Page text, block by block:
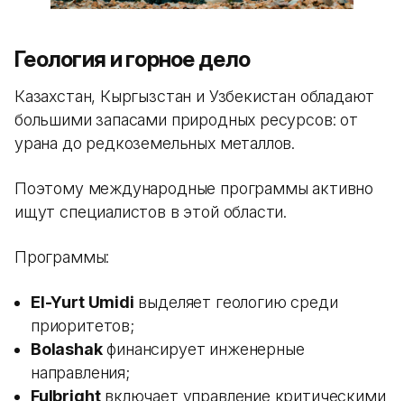
Геология и горное дело
Казахстан, Кыргызстан и Узбекистан обладают
большими запасами природных ресурсов: от
урана до редкоземельных металлов.
Поэтому международные программы активно
ищут специалистов в этой области.
Программы:
El-Yurt Umidi выделяет геологию среди
приоритетов;
Bolashakфинансирует инженерные
направления;
Fulbrightвключает управление критическими